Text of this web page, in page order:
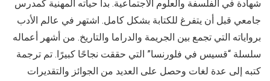
شهادة في الفلسفة والعلوم الاجتماعية. بدأ حياته المهنية كمدرس
جامعي قبل أن يتفرغ للكتابة بشكل كامل. اشتهر في عالم الأدب
برواياته التي تجمع بين الجريمة والدراما والتاريخ. من أشهر أعماله
سلسلة “قسيس في فلورنسا” التي حققت نجاحًا كبيرًا. تم ترجمة
كتبه إلى عدة لغات وحصل على العديد من الجوائز والتقديرات